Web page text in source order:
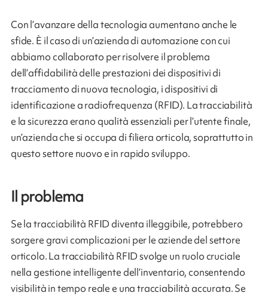
Con l’avanzare della tecnologia aumentano anche le
sfide. È il caso di un’azienda di automazione con cui
abbiamo collaborato per risolvere il problema
dell’affidabilità delle prestazioni dei dispositivi di
tracciamento di nuova tecnologia, i dispositivi di
identificazione a radiofrequenza (RFID). La tracciabilità
e la sicurezza erano qualità essenziali per l’utente finale,
un’azienda che si occupa di filiera orticola, soprattutto in
questo settore nuovo e in rapido sviluppo.
Il problema
Se la tracciabilità RFID diventa illeggibile, potrebbero
sorgere gravi complicazioni per le aziende del settore
orticolo. La tracciabilità RFID svolge un ruolo cruciale
nella gestione intelligente dell’inventario, consentendo
visibilità in tempo reale e una tracciabilità accurata. Se